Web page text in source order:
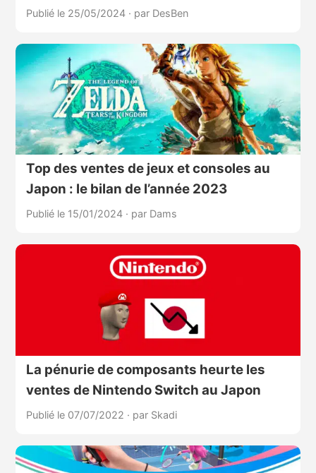
Publié le 25/05/2024 · par DesBen
Top des ventes de jeux et consoles au
Japon : le bilan de l’année 2023
Publié le 15/01/2024 · par Dams
La pénurie de composants heurte les
ventes de Nintendo Switch au Japon
Publié le 07/07/2022 · par Skadi